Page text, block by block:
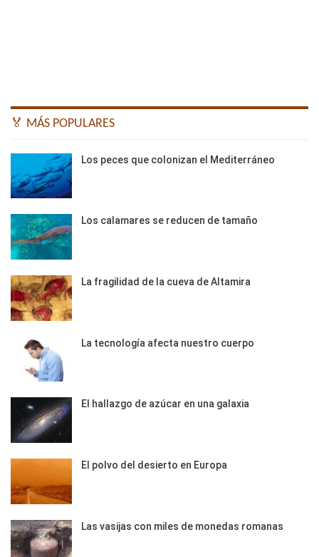
🏅 MÁS POPULARES
Los peces que colonizan el Mediterráneo
Los calamares se reducen de tamaño
La fragilidad de la cueva de Altamira
La tecnología afecta nuestro cuerpo
El hallazgo de azúcar en una galaxia
El polvo del desierto en Europa
Las vasijas con miles de monedas romanas